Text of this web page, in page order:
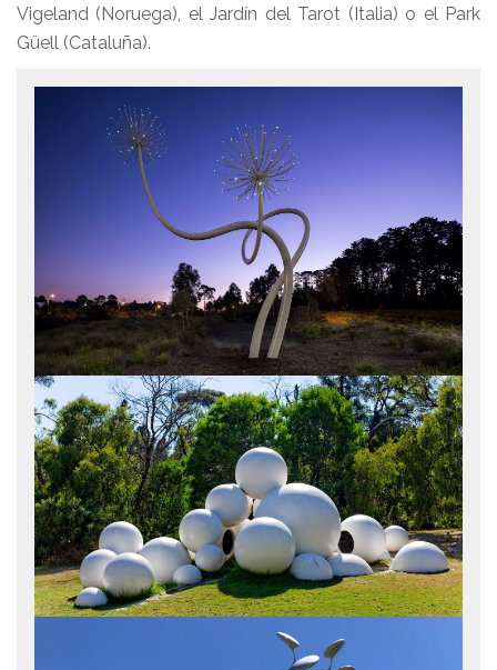
Vigeland (Noruega), el Jardín del Tarot (Italia) o el Park
Güell (Cataluña).